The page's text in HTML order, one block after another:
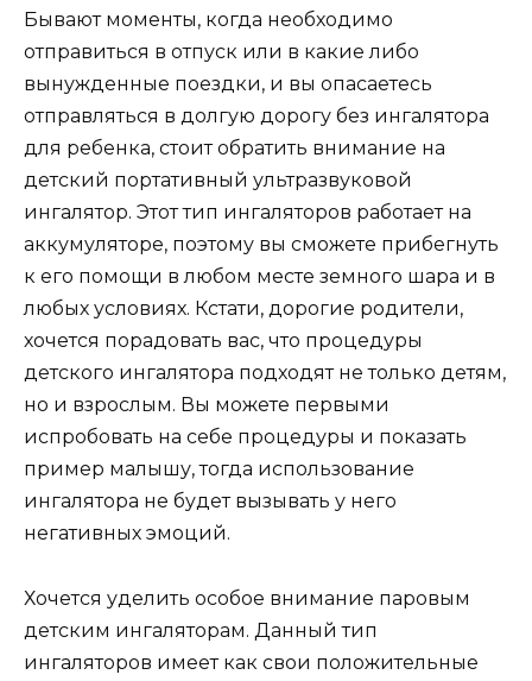
Бывают моменты, когда необходимо
отправиться в отпуск или в какие либо
вынужденные поездки, и вы опасаетесь
отправляться в долгую дорогу без ингалятора
для ребенка, стоит обратить внимание на
детский портативный ультразвуковой
ингалятор. Этот тип ингаляторов работает на
аккумуляторе, поэтому вы сможете прибегнуть
к его помощи в любом месте земного шара и в
любых условиях. Кстати, дорогие родители,
хочется порадовать вас, что процедуры
детского ингалятора подходят не только детям,
но и взрослым. Вы можете первыми
испробовать на себе процедуры и показать
пример малышу, тогда использование
ингалятора не будет вызывать у него
негативных эмоций.
Хочется уделить особое внимание паровым
детским ингаляторам. Данный тип
ингаляторов имеет как свои положительные